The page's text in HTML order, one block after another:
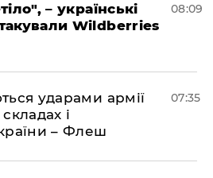
– українські
Wildberries
08:09
ударами армії
і
– Флеш
07:35